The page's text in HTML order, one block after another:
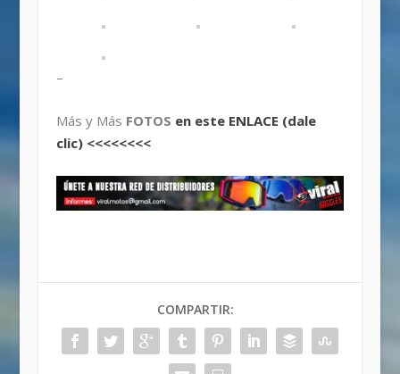
–
Más y Más FOTOS en este ENLACE (dale
clic) <<<<<<<<
COMPARTIR: